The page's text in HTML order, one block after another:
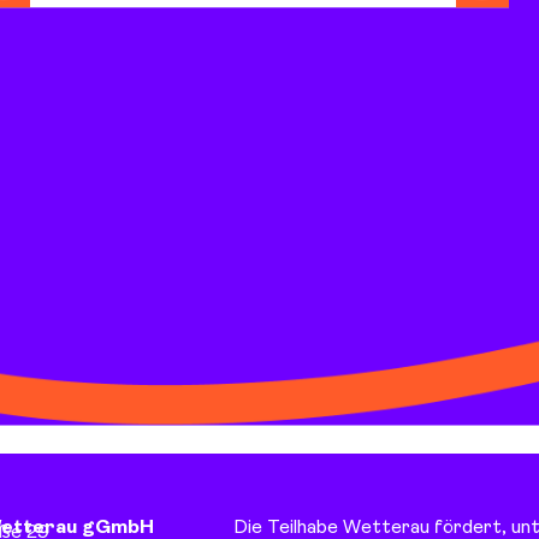
gGmbH
29 Die Teilhabe Wetterau fördert,